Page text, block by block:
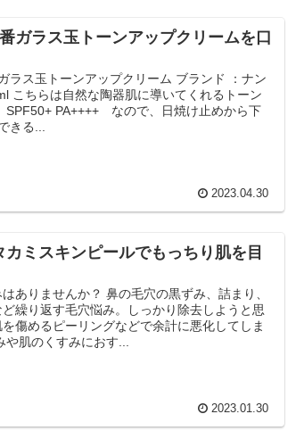
ガラス玉トーンアップクリームを口
ラス玉トーンアップクリーム ブランド ：ナン
こちらは自然な陶器肌に導いてくれるトーン
SPF50+ PA++++ なので、日焼け止めから下
きる...
2023.04.30
カミスキンピールでもっちり肌を目
ありませんか？ 鼻の毛穴の黒ずみ、詰まり、
繰り返す毛穴悩み。しっかり除去しようと思
傷めるピーリングなどで余計に悪化してしま
肌のくすみにおす...
2023.01.30